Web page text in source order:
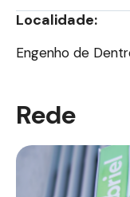
Localidade:
Engenho de
Rede